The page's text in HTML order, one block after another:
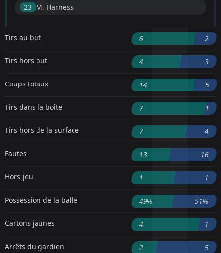
'23 ︎ M. Harness
Tirs au but 6 2
Tirs hors but 4 3
Coups totaux 14 5
Tirs dans la boîte 7 1
Tirs hors de la surface 7 4
Fautes 13 16
Hors-jeu 1 1
Possession de la balle 49% 51%
Cartons jaunes 4 1
Arrêts du gardien 2 5